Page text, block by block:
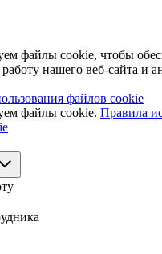
файлы cookie, чтобы
нашего веб-сайта и
файлов cookie
файлы cookie. Правила